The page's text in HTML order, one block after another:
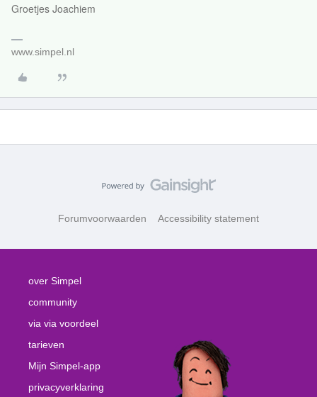
Groetjes Joachiem
www.simpel.nl
Forumvoorwaarden Accessibility statement
over Simpel
community
via via voordeel
tarieven
Mijn Simpel-app
privacyverklaring